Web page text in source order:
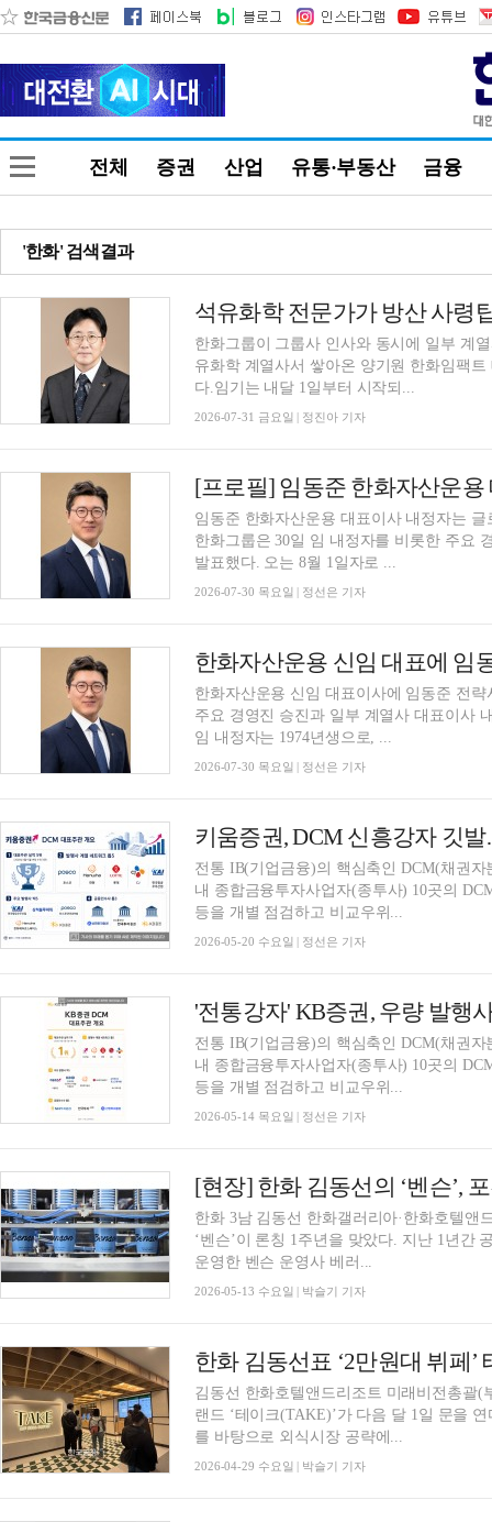
전체 증권 산업 유통·부동산 금융
'한화' 검색결과
한화그룹이 그룹사 인사와 동시에 일부 계
유화학 계열사서 쌓아온 양기원 한화임팩
다.임기는 내달 1일부터 시작되...
2026-07-31 금요일 | 정진아 기자
임동준 한화자산운용 대표이사 내정자는
한화그룹은 30일 임 내정자를 비롯한 주요
발표했다. 오는 8월 1일자로 ...
2026-07-30 목요일 | 정선은 기자
한화자산운용 신임 대표에 임
한화자산운용 신임 대표이사에 임동준 전
주요 경영진 승진과 일부 계열사 대표이사
임 내정자는 1974년생으로, ...
2026-07-30 목요일 | 정선은 기자
전통 IB(기업금융)의 핵심축인 DCM(채권
내 종합금융투자사업자(종투사) 10곳의
등을 개별 점검하고 비교우위...
2026-05-20 수요일 | 정선은 기자
전통 IB(기업금융)의 핵심축인 DCM(채권
내 종합금융투자사업자(종투사) 10곳의
등을 개별 점검하고 비교우위...
2026-05-14 목요일 | 정선은 기자
한화 3남 김동선 한화갤러리아·한화호텔앤
‘벤슨’이 론칭 1주년을 맞았다. 지난 1년간
운영한 벤슨 운영사 베러...
2026-05-13 수요일 | 박슬기 기자
김동선 한화호텔앤드리조트 미래비전총괄
랜드 ‘테이크(TAKE)’가 다음 달 1일 문을
를 바탕으로 외식시장 공략에...
2026-04-29 수요일 | 박슬기 기자